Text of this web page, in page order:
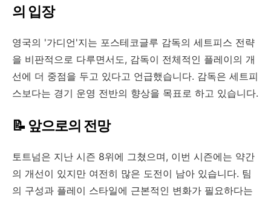
의 입장
영국의 '가디언'지는 포스테코글루 감독의 세트피스 전략
을 비판적으로 다루면서도, 감독이 전체적인 플레이의 개
선에 더 중점을 두고 있다고 언급했습니다. 감독은 세트피
스보다는 경기 운영 전반의 향상을 목표로 하고 있습니다.
📝 앞으로의 전망
토트넘은 지난 시즌 8위에 그쳤으며, 이번 시즌에는 약간
의 개선이 있지만 여전히 많은 도전이 남아 있습니다. 팀
의 구성과 플레이 스타일에 근본적인 변화가 필요하다는